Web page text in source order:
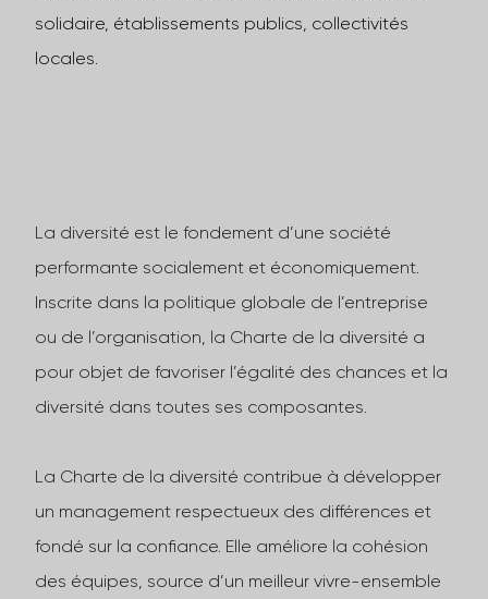
solidaire, établissements publics, collectivités
locales.
La diversité est le fondement d’une société
performante socialement et économiquement.
Inscrite dans la politique globale de l’entreprise
ou de l’organisation, la Charte de la diversité a
pour objet de favoriser l’égalité des chances et la
diversité dans toutes ses composantes.
La Charte de la diversité contribue à développer
un management respectueux des différences et
fondé sur la confiance. Elle améliore la cohésion
des équipes, source d’un meilleur vivre-ensemble